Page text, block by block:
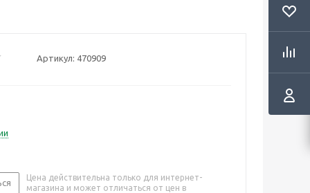
Артикул: 470909
Цена действительна только для интернет-
магазина и может отличаться от цен в